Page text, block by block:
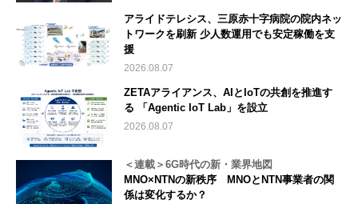
アライドテレシス、三原赤十字病院の院内ネッ
トワークを刷新 少人数運用でも安定稼働を支
援
2026.08.07
ZETAアライアンス、AIとIoTの共創を推進す
る 「Agentic IoT Lab」を設立
2026.08.07
＜連載＞6G時代の新・業界地図
MNO×NTNの新秩序 MNOとNTN事業者の関
係は変化するか？